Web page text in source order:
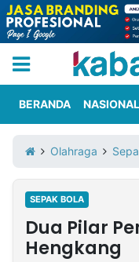
Iklan
Berita
Kami
Nasional
International
Olahraga
Entertainment
Daerah
Pariwisata
Kuliner
Kolom
BERANDA NASIONAL
Olahraga
SEPAK BOLA
Dua Pilar
Hengkang